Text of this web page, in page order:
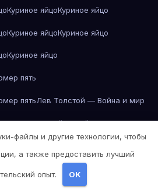
Куриное яйцоКуриное яйцо
Куриное яйцоКуриное яйцо
Куриное яйцо
пять
пятьЛев Толстой — Война и мир
Лев Толстой — Война и мир
файлы и другие технологии, чтобы
а также предоставить лучший
опыт. OK